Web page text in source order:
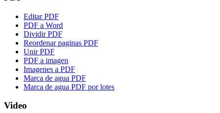
Editar PDF
PDF a Word
Dividir PDF
Reordenar paginas PDF
Unir PDF
PDF a imagen
Imagenes a PDF
Marca de agua PDF
Marca de agua PDF por lotes
Video